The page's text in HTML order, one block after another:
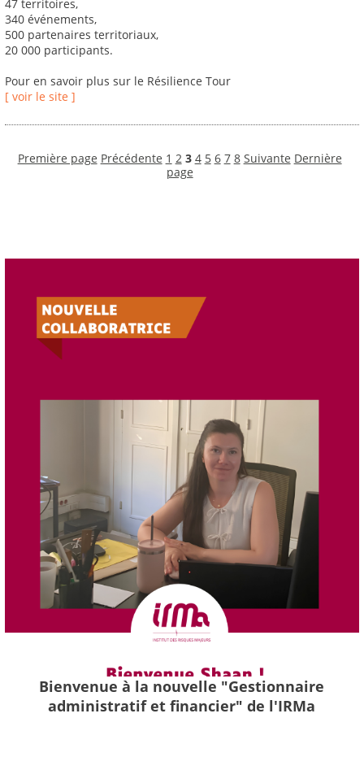
47 territoires,
340 événements,
500 partenaires territoriaux,
20 000 participants.
Pour en savoir plus sur le Résilience Tour
[ voir le site ]
Première page Précédente 1 2 3 4 5 6 7 8 Suivante Dernière
page
Bienvenue à la nouvelle "Gestionnaire
administratif et financier" de l'IRMa